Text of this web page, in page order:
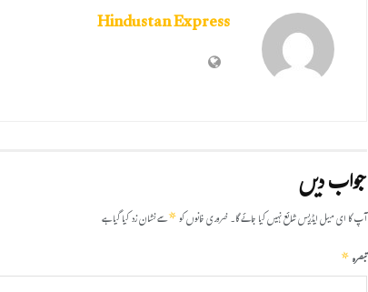
Hindustan Express
جواب دیں
آپ کا ای میل ایڈریس شائع نہیں کیا جائے گا۔ضروری خانوں کو*سے نشان زد کیا گیا ہے
تبصرہ*